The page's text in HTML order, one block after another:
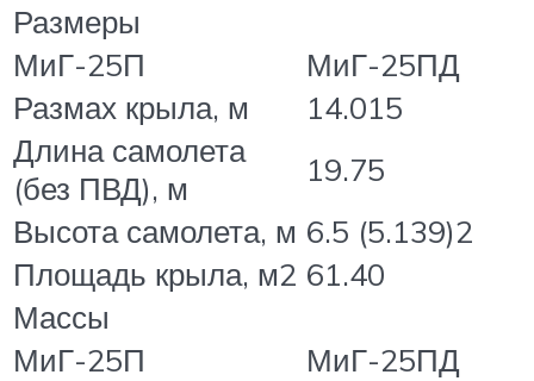
Размеры
МиГ-25П
МиГ-25ПД
Размах крыла, м
14.015
Длина самолета
(без ПВД), м
19.75
Высота самолета, м 6.5 (5.139)2
Площадь крыла, м2 61.40
Массы
МиГ-25П
МиГ-25ПД